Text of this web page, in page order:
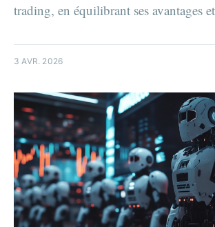
trading, en équilibrant ses avantages
3 AVR. 2026